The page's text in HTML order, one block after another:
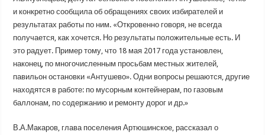
и конкретно сообщила об обращениях своих избирателей и
результатах работы по ним. «Откровенно говоря, не всегда
получается, как хочется. Но результаты положительные есть. И
это радует. Пример тому, что 18 мая 2017 года установлен,
наконец, по многочисленным просьбам местных жителей,
павильон остановки «Антушево». Одни вопросы решаются, другие
находятся в работе: по мусорным контейнерам, по газовым
баллонам, по содержанию и ремонту дорог и др.»
В.А.Макаров, глава поселения Артюшинское, рассказал о